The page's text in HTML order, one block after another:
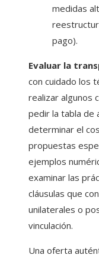
medidas
pago).
Evaluar la
con cuidado los
realizar algunos
pedir la tabla de
determinar el
propuestas
ejemplos
examinar las
cláusulas que
unilaterales o
vinculación.
Una oferta